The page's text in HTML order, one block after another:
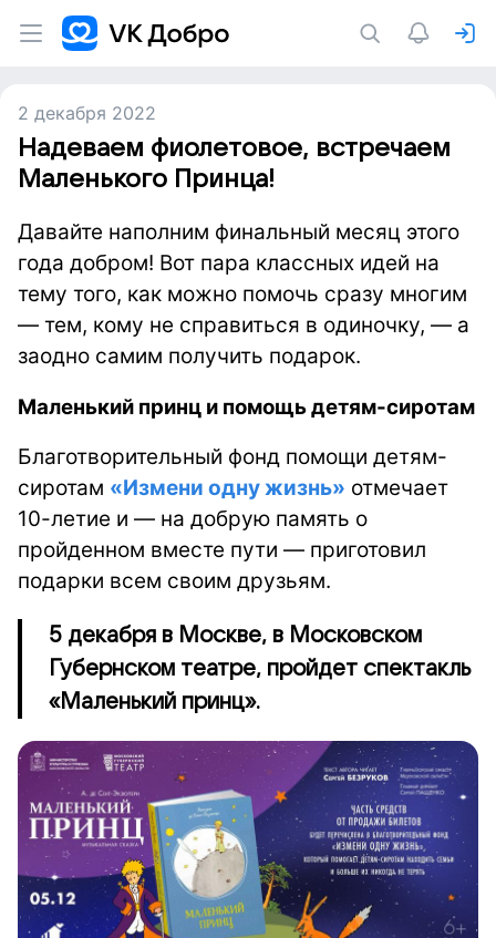
2 декабря 2022
Надеваем фиолетовое, встречаем
Маленького Принца!
Давайте наполним финальный месяц этого
года добром! Вот пара классных идей на
тему того, как можно помочь сразу многим
— тем, кому не справиться в одиночку, — а
заодно самим получить подарок.
Маленький принц и помощь детям-сиротам
Благотворительный фонд помощи детям-
сиротам «Измени одну жизнь» отмечает
10-летие и — на добрую память о
пройденном вместе пути — приготовил
подарки всем своим друзьям.
5 декабря в Москве, в Московском
Губернском театре, пройдет спектакль
«Маленький принц».